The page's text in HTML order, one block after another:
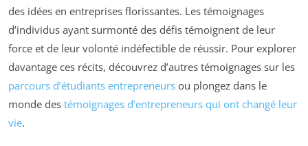
des idées en entreprises florissantes. Les témoignages
d’individus ayant surmonté des défis témoignent de leur
force et de leur volonté indéfectible de réussir. Pour explorer
davantage ces récits, découvrez d’autres témoignages sur les
parcours d’étudiants entrepreneurs ou plongez dans le
monde des témoignages d’entrepreneurs qui ont changé leur
vie.